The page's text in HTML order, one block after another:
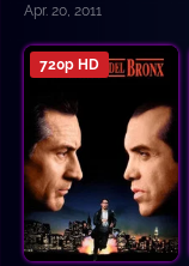
Apr. 20, 2011
720p HD